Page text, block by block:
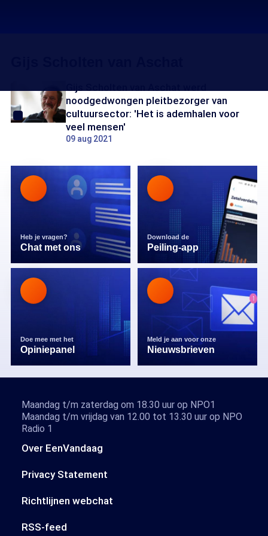
noodgedwongen pleitbezorger van
cultuursector: 'Het is ademhalen voor
veel mensen'
09 aug 2021
Heb je vragen?
Chat met ons
Download de
Peiling-app
Doe mee met het
Opiniepanel
Meld je aan voor onze
Nieuwsbrieven
Over EenVandaag
Privacy Statement
Richtlijnen webchat
RSS-feed
Maandag t/m zaterdag om 18.30 uur op NPO1
Maandag t/m vrijdag van 12.00 tot 13.30 uur op NPO
Radio 1